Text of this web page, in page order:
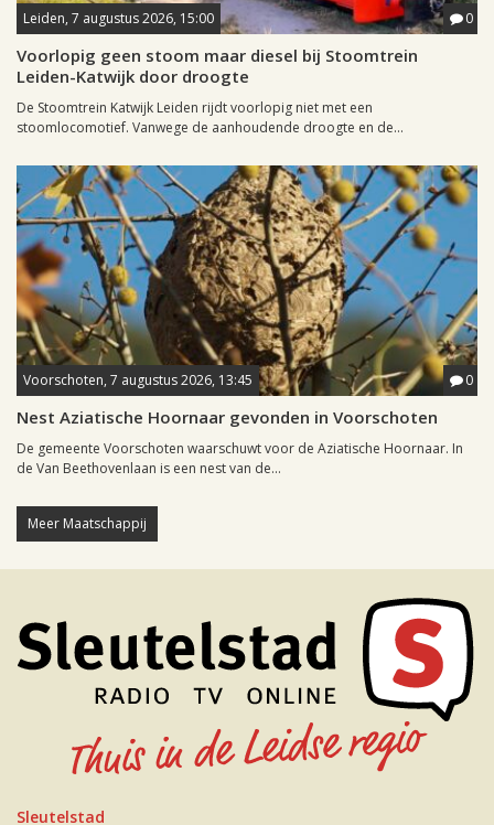
Leiden, 7 augustus 2026, 15:00 0
Voorlopig geen stoom maar diesel bij Stoomtrein
Leiden-Katwijk door droogte
De Stoomtrein Katwijk Leiden rijdt voorlopig niet met een
stoomlocomotief. Vanwege de aanhoudende droogte en de...
Voorschoten, 7 augustus 2026, 13:45 0
Nest Aziatische Hoornaar gevonden in Voorschoten
De gemeente Voorschoten waarschuwt voor de Aziatische Hoornaar. In
de Van Beethovenlaan is een nest van de...
Meer Maatschappij
Sleutelstad